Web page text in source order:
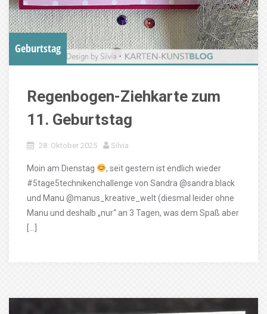
Geburtstag
Regenbogen-Ziehkarte zum
11. Geburtstag
28. Oktober 2025 Silvia
Moin am Dienstag
, seit gestern ist endlich wieder
#5tage5technikenchallenge von Sandra @sandra.black
und Manu @manus_kreative_welt (diesmal leider ohne
Manu und deshalb „nur“ an 3 Tagen, was dem Spaß aber